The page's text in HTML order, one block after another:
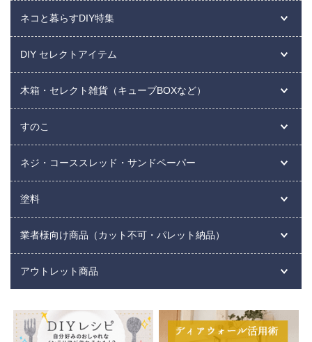
ネコと暮らすDIY特集
DIY セレクトアイテム
木箱・セレクト雑貨（キューブBOXなど）
すのこ
ネジ・コーススレッド・サンドペーパー
塗料
業者様向け商品（カット不可・パレット納品）
アウトレット商品